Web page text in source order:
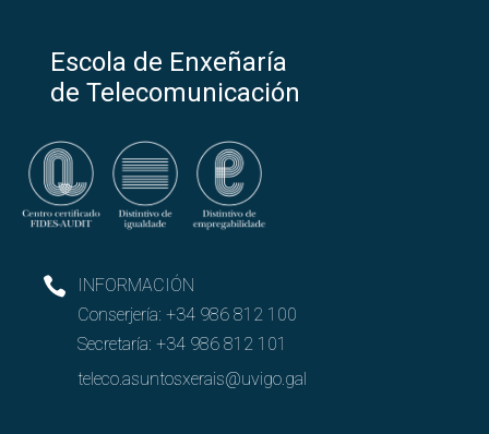
Escola de Enxeñaría
de Telecomunicación
INFORMACIÓN
Conserjería: +34 986 812 100
Secretaría: +34 986 812 101
teleco.asuntosxerais@uvigo.gal